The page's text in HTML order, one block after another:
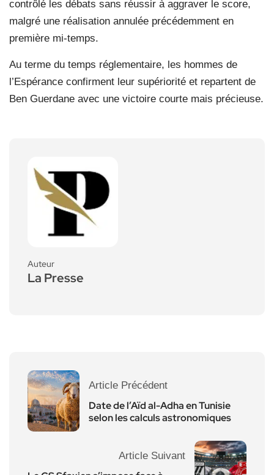
contrôlé les débats sans réussir à aggraver le score,
malgré une réalisation annulée précédemment en
première mi-temps.
Au terme du temps réglementaire, les hommes de
l’Espérance confirment leur supériorité et repartent de
Ben Guerdane avec une victoire courte mais précieuse.
Auteur
La Presse
Article Précédent
Date de l’Aïd al-Adha en Tunisie
selon les calculs astronomiques
Article Suivant